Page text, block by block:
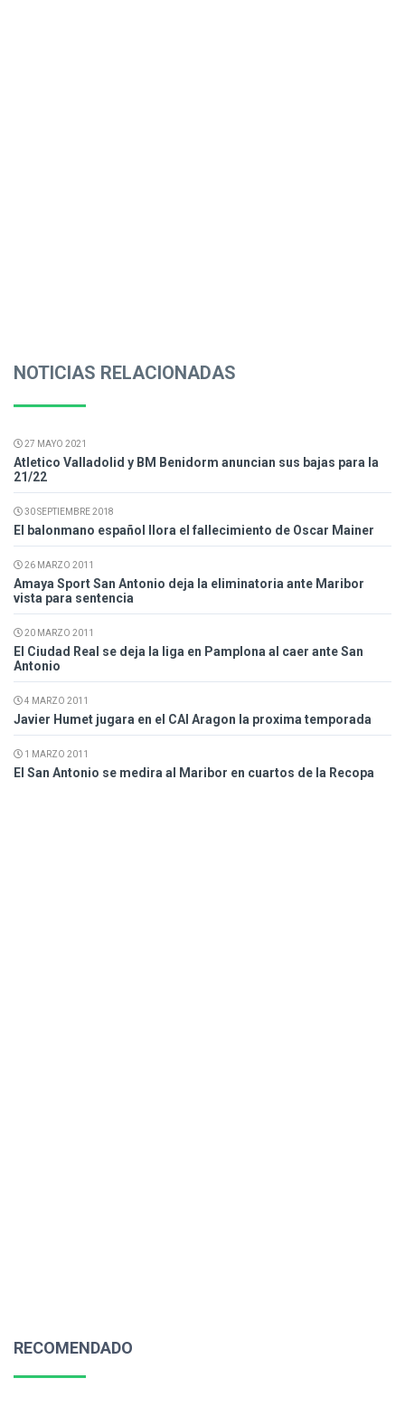
NOTICIAS RELACIONADAS
27 MAYO 2021
Atletico Valladolid y BM Benidorm anuncian sus bajas para la
21/22
30 SEPTIEMBRE 2018
El balonmano español llora el fallecimiento de Oscar Mainer
26 MARZO 2011
Amaya Sport San Antonio deja la eliminatoria ante Maribor
vista para sentencia
20 MARZO 2011
El Ciudad Real se deja la liga en Pamplona al caer ante San
Antonio
4 MARZO 2011
Javier Humet jugara en el CAI Aragon la proxima temporada
1 MARZO 2011
El San Antonio se medira al Maribor en cuartos de la Recopa
RECOMENDADO